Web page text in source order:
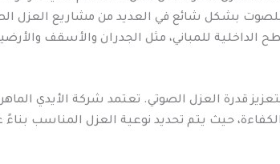
للصوت بشكل شائع في العديد من مشاريع العزل
للمباني، مثل الجدران والأسقف
قدرة العزل الصوتي. تعتمد شركة الأيدي
حيث يتم تحديد نوعية العزل المناسب بناءً